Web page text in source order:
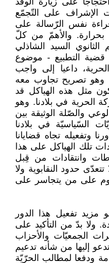
الإشراف على التّجمّع
نفس الرّسالة على
بحرارة. والأهمّ من كلّ
الثانوي السيد الشاذلي
التطبيع - موضوع
داعيا إلى واجب
وهو تصريح تجاوب معه
مثل هذه الهياكل قد
الحرية في بلادنا. وهو
والصّلة الوثيقة بين
السّياسيّة في بلادنا
وتفعيله تجاه قضايانا
تلك الهياكل على هذا
وانتقادات من قِبل
تتعدّى حدود النقابوية ولا
على من يتجاسر على
تفعيل هذا الدور
ولا بدّ من التأكيد على
الجمعيّات والأحزاب
إليها من شأنه تدعيم
ودفعا لمطالب الحرّيّة